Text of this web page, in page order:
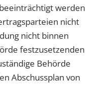
werden
nicht
nicht binnen
festzusetzenden
Behörde
Abschussplan von